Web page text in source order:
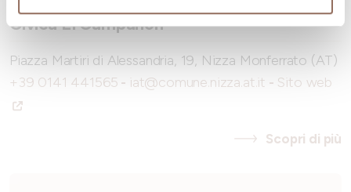
Civica El Campanòn
Piazza Martiri di Alessandria, 19, Nizza Monferrato (AT)
+39 0141 441565 - iat@comune.nizza.at.it - Sito web
Scopri di più